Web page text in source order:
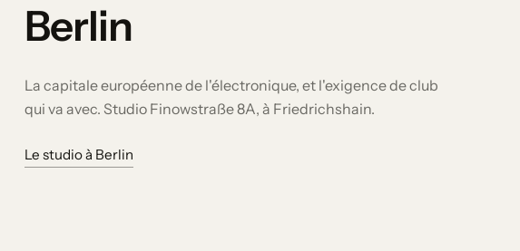
Berlin
La capitale européenne de l'électronique, et l'exigence de club
qui va avec. Studio Finowstraße 8A, à Friedrichshain.
Le studio à Berlin